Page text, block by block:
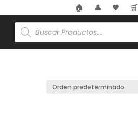
🏠 👤 🖤 🛒
Búsqueda
de
productos
🌸